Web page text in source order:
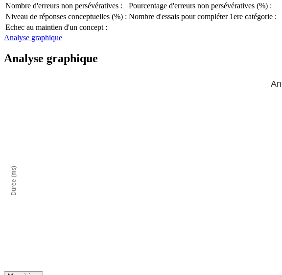
Nombre d'erreurs non persévératives :
Pourcentage d'erreurs non persévératives (%) :
Niveau de réponses conceptuelles (%) : Nombre d'essais pour compléter 1ere catégorie :
Echec au maintien d'un concept :
Analyse graphique
Analyse graphique
Durée (ms)